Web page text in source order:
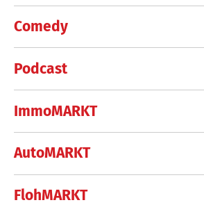
Comedy
Podcast
ImmoMARKT
AutoMARKT
FlohMARKT